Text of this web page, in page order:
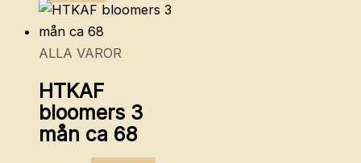
ALLA VAROR
HTKAF
bloomers 3
mån ca 68